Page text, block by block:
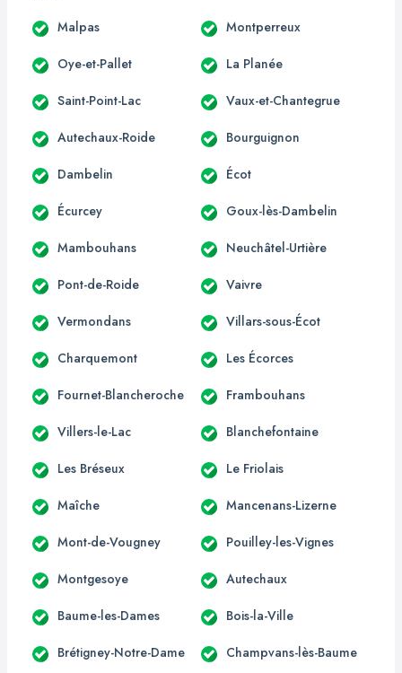
Malpas Montperreux
Oye-et-Pallet La Planée
Saint-Point-Lac Vaux-et-Chantegrue
Autechaux-Roide Bourguignon
Dambelin Écot
Écurcey Goux-lès-Dambelin
Mambouhans Neuchâtel-Urtière
Pont-de-Roide Vaivre
Vermondans Villars-sous-Écot
Charquemont Les Écorces
Fournet-Blancheroche Frambouhans
Villers-le-Lac Blanchefontaine
Les Bréseux Le Friolais
Maîche Mancenans-Lizerne
Mont-de-Vougney Pouilley-les-Vignes
Montgesoye Autechaux
Baume-les-Dames Bois-la-Ville
Brétigney-Notre-Dame Champvans-lès-Baume